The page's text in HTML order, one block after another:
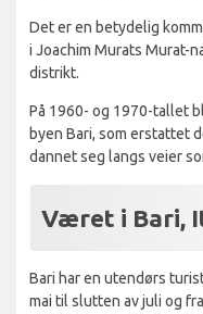
Det er en betydelig
i Joachim Murats Murat-
distrikt.
På 1960- og 1970-tallet
byen Bari, som erstattet
dannet seg langs veier
Været i Bari,
Bari har en utendørs
mai til slutten av juli og